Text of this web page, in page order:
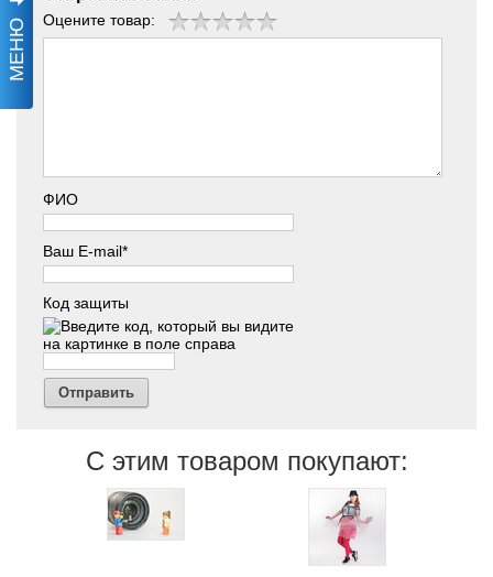
Оцените товар:
ФИО
Ваш E-mail*
Код защиты
Отправить
С этим товаром покупают:
МЕНЮ